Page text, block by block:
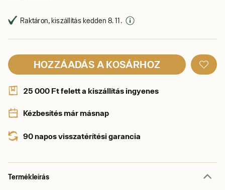
Raktáron, kiszállítás kedden 8. 11.
HOZZÁADÁS A KOSÁRHOZ
25 000 Ft felett a kiszállítás ingyenes
Kézbesítés már másnap
90 napos visszatérítési garancia
Termékleírás